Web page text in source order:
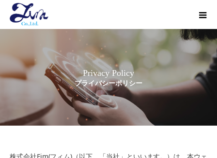
Privacy Policy
プライバシーポリシー